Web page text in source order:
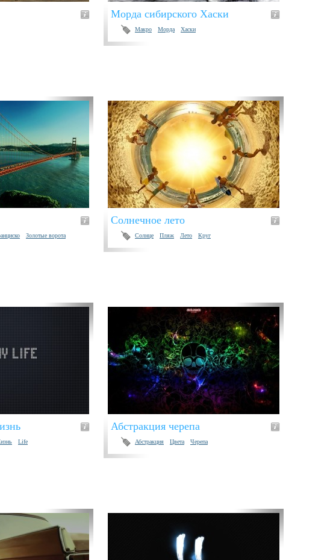
Морда сибирского Хаски
Макро Морда Хаски
Золотые ворота
Солнечное лето
Солнце Пляж Лето Круг
Life
Абстракция черепа
Абстракция Цвета Черепа